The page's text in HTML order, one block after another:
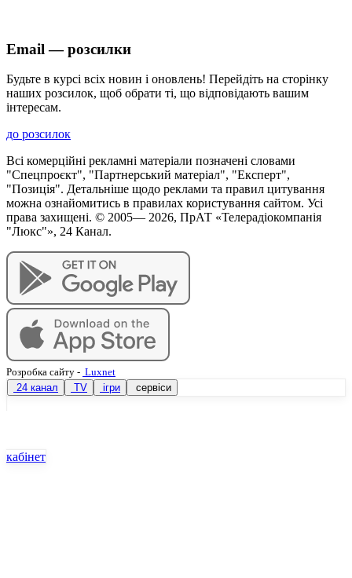
Email — розсилки
Будьте в курсі всіх новин і оновлень! Перейдіть на сторінку
наших розсилок, щоб обрати ті, що відповідають вашим
інтересам.
до розсилок
Всі комерційні рекламні матеріали позначені словами
"Спецпроєкт", "Партнерський матеріал", "Експерт",
"Позиція". Детальніше щодо реклами та правил цитування
можна ознайомитись в правилах користування сайтом. Усі
права захищені. © 2005— 2026, ПрАТ «Телерадіокомпанія
"Люкс"», 24 Канал.
Розробка сайту - Luxnet
24 канал
TV ігри сервіси
кабінет